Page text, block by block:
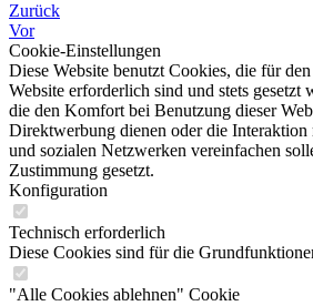
Zurück
Vor
Cookie-Einstellungen
Diese Website benutzt Cookies, die für
Website erforderlich sind und stets gesetzt
die den Komfort bei Benutzung dieser
Direktwerbung dienen oder die Interaktion
und sozialen Netzwerken vereinfachen
Zustimmung gesetzt.
Konfiguration
Technisch erforderlich
Diese Cookies sind für die
"Alle Cookies ablehnen" Cookie